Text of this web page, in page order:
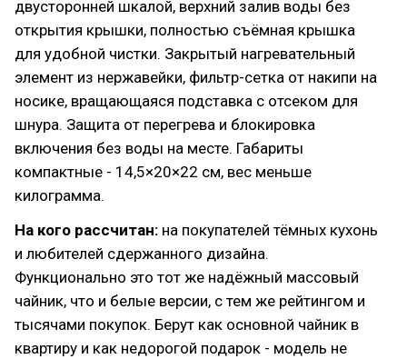
двусторонней шкалой, верхний залив воды без
открытия крышки, полностью съёмная крышка
для удобной чистки. Закрытый нагревательный
элемент из нержавейки, фильтр-сетка от накипи на
носике, вращающаяся подставка с отсеком для
шнура. Защита от перегрева и блокировка
включения без воды на месте. Габариты
компактные - 14,5×20×22 см, вес меньше
килограмма.
На кого рассчитан: на покупателей тёмных кухонь
и любителей сдержанного дизайна.
Функционально это тот же надёжный массовый
чайник, что и белые версии, с тем же рейтингом и
тысячами покупок. Берут как основной чайник в
квартиру и как недорогой подарок - модель не